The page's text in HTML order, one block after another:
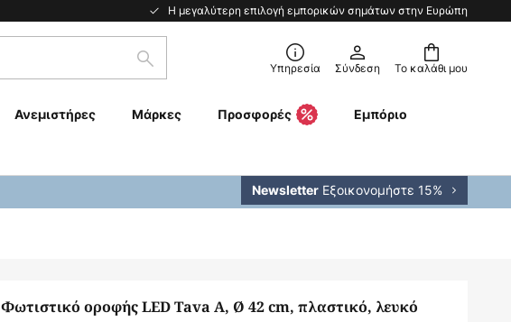
Η μεγαλύτερη επιλογή εμπορικών σημάτων στην Ευρώπη
Το καλάθι μου
Αναζήτηση Υπηρεσία Σύνδεση
Ανεμιστήρες Μάρκες Προσφορές Εμπόριο
Newsletter Εξοικονομήστε 15%
Φωτιστικό οροφής LED Tava A, Ø 42 cm, πλαστικό, λευκό